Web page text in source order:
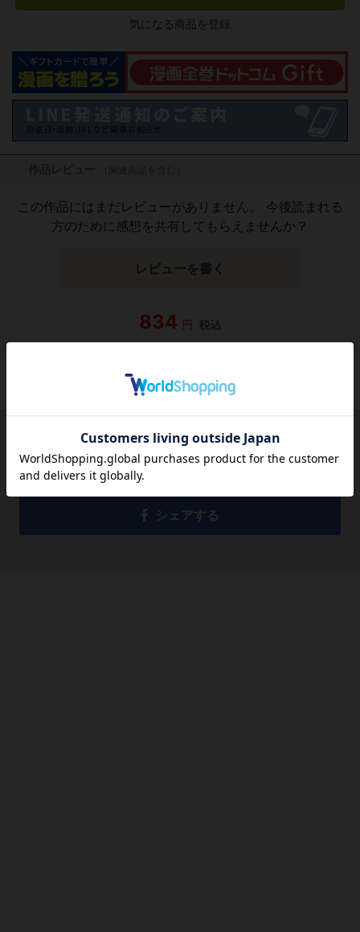
気になる商品を登録
この作品にはまだレビューがありません。 今後読まれる
方のために感想を共有してもらえませんか？
レビューを書く
834 円 税込
シェアする
シェアする